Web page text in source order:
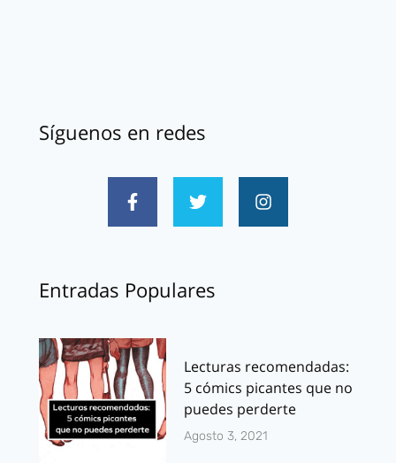
Síguenos en redes
Entradas Populares
Lecturas recomendadas:
5 cómics picantes que no
puedes perderte
Agosto 3, 2021